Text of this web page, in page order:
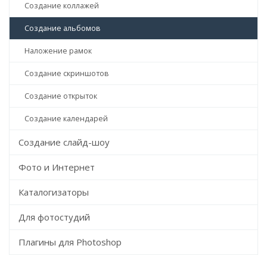
Создание коллажей
Создание альбомов
Наложение рамок
Создание скриншотов
Создание открыток
Создание календарей
Создание слайд-шоу
Фото и Интернет
Каталогизаторы
Для фотостудий
Плагины для Photoshop